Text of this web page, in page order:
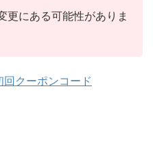
更にある可能性がありま
クーポンコード